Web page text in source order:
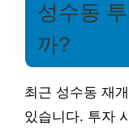
성수동
까?
최근 성수동 재
있습니다. 투자